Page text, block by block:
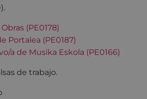
(PE0178)
Portalea (PE0187)
a de Musika Eskola (PE0166)
de trabajo.